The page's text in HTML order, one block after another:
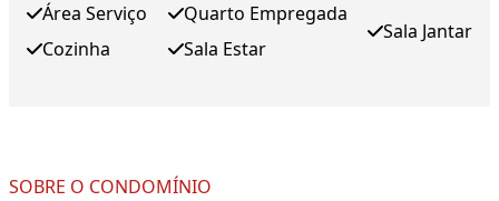
Área Serviço
Cozinha
Quarto Empregada
Sala Estar
Sala Jantar
SOBRE O CONDOMÍNIO